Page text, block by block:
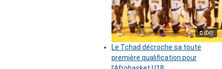
© (DR)
Le Tchad décroche sa toute
première qualification pour